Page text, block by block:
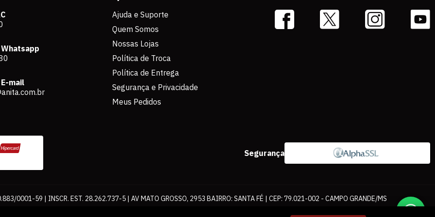
mail
Ajuda e Suporte
Quem Somos
Nossas Lojas
Política de Troca
Política de Entrega
Segurança e Privacidade
Meus Pedidos
Segurança
0001-59 | INSCR. EST. 28.262.737-5 | AV MATO GROSSO, 2953 BAIRRO: SANTA FÉ | CEP: 79.021-002 - CAMPO GRANDE/MS